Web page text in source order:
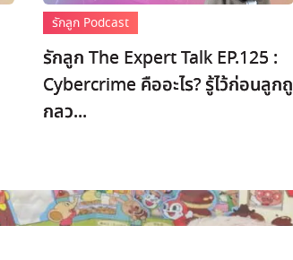
รักลูก Podcast
รักลูก The Expert Talk EP.125 :
Cybercrime คืออะไร? รู้ไว้ก่อนลูกถู
กลว...